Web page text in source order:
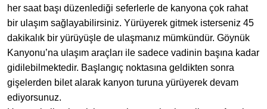
her saat başı düzenlediği seferlerle de kanyona çok rahat
bir ulaşım sağlayabilirsiniz. Yürüyerek gitmek isterseniz 45
dakikalık bir yürüyüşle de ulaşmanız mümkündür. Göynük
Kanyonu’na ulaşım araçları ile sadece vadinin başına kadar
gidilebilmektedir. Başlangıç noktasına geldikten sonra
gişelerden bilet alarak kanyon turuna yürüyerek devam
ediyorsunuz.